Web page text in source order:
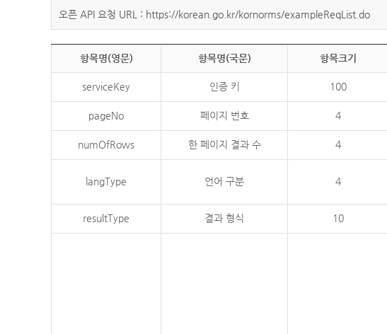
오픈 API 요청 URL : https://korean.go.kr/kornorms/exampleReqList.do
항목명(영문) 항목명(국문) 항목크기
serviceKey 인증 키 100
pageNo 페이지 번호 4
numOfRows 한 페이지 결과 수 4
langType 언어 구분 4
resultType 결과 형식 10